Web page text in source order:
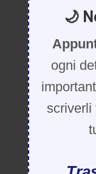
🌙
ogni
scriverli